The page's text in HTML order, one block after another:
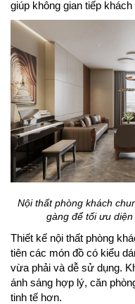
Ghế sofa gỗ đẹp giúp
chắc chắn và
Mẫu ghế sofa gỗ đẹp cần
tích phòng và phong cách
cân đối, chất liệu bền chắc
giúp không gian tiếp